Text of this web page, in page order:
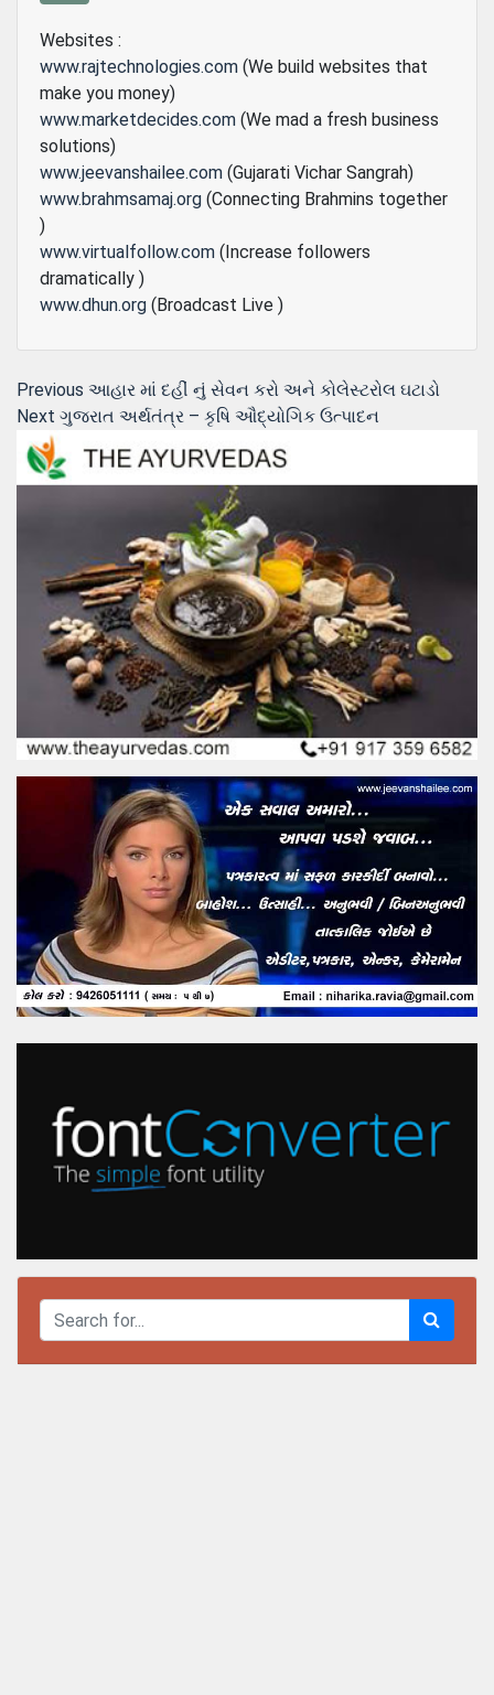
Websites :
www.rajtechnologies.com (We build websites that
make you money)
www.marketdecides.com (We mad a fresh business
solutions)
www.jeevanshailee.com (Gujarati Vichar Sangrah)
www.brahmsamaj.org (Connecting Brahmins together
)
www.virtualfollow.com (Increase followers
dramatically )
www.dhun.org (Broadcast Live )
Post
navigation
Previous Previous
post:
આહાર માં દહીં નું સેવન કરો અને કોલેસ્ટરોલ ઘટાડો
Next Next
ગુજરાત અર્થતંત્ર – કૃષિ ઔદ્યોગિક ઉત્પાદન